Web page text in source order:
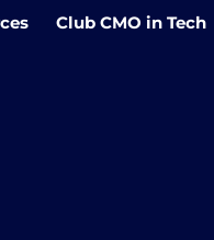
Club CMO in Tech